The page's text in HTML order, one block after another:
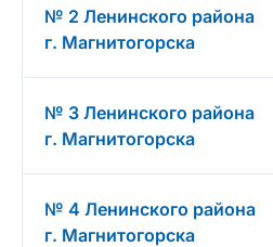
№ 2 Ленинского района
г. Магнитогорска
№ 3 Ленинского района
г. Магнитогорска
№ 4 Ленинского района
г. Магнитогорска